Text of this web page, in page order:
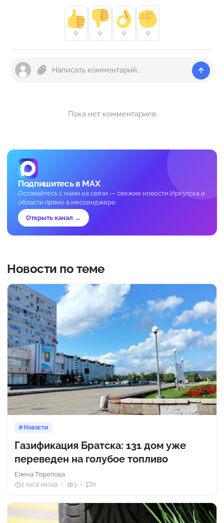
0 0 0 0
Пока нет комментариев
Подпишитесь в MAX
Оставайтесь с нами на связи — свежие новости Иркутска и
области прямо в мессенджере.
Открыть канал →
Новости по теме
Новости
Газификация Братска: 131 дом уже
переведен на голубое топливо
Елена Торопова
2 часа назад 3 0